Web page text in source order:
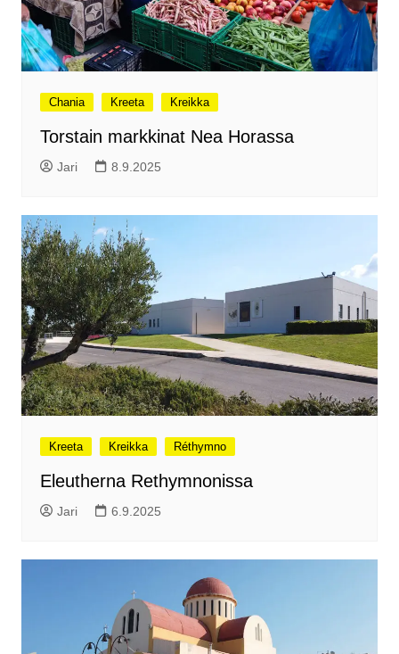
Chania Kreeta Kreikka
Torstain markkinat Nea Horassa
Jari 8.9.2025
Kreeta Kreikka Réthymno
Eleutherna Rethymnonissa
Jari 6.9.2025